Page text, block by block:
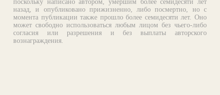
поскольку написано автором, умершим более семидесяти лет
назад, и опубликовано прижизненно, либо посмертно, но с
момента публикации также прошло более семидесяти лет. Оно
может свободно использоваться любым лицом без чьего-либо
согласия или разрешения и без выплаты авторского
вознаграждения.